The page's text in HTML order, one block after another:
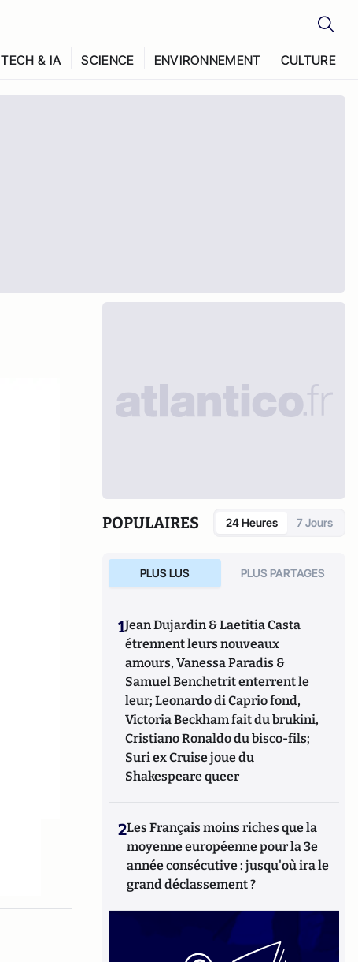
TECH & IA SCIENCE ENVIRONNEMENT CULTURE
POPULAIRES 24 Heures 7 Jours
PLUS LUS PLUS PARTAGES
1Jean Dujardin & Laetitia Casta
étrennent leurs nouveaux
amours, Vanessa Paradis &
Samuel Benchetrit enterrent le
leur; Leonardo di Caprio fond,
Victoria Beckham fait du brukini,
Cristiano Ronaldo du bisco-fils;
Suri ex Cruise joue du
Shakespeare queer
2Les Français moins riches que la
moyenne européenne pour la 3e
année consécutive : jusqu'où ira le
grand déclassement ?